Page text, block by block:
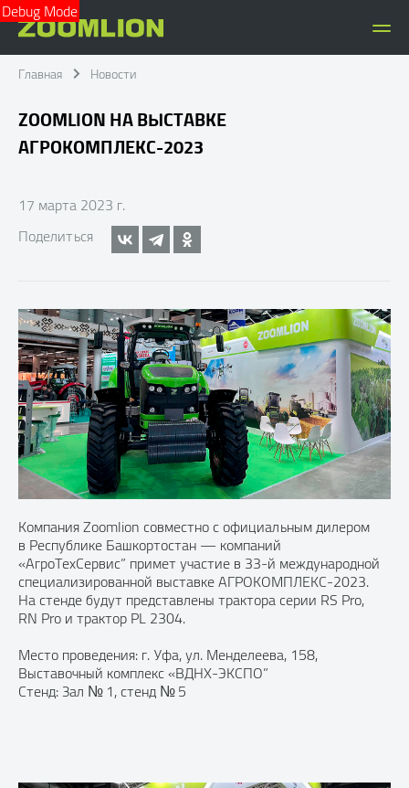
Debug Mode
Главная Новости
ZOOMLION НА ВЫСТАВКЕ
АГРОКОМПЛЕКС-2023
17 марта 2023 г.
Поделиться
Компания Zoomlion совместно с официальным дилером
в Республике Башкортостан — компаний
«АгроТехСервис” примет участие в 33-й международной
специализированной выставке АГРОКОМПЛЕКС-2023.
На стенде будут представлены трактора серии RS Pro,
RN Pro и трактор PL 2304.
Место проведения: г. Уфа, ул. Менделеева, 158,
Выставочный комплекс «ВДНХ-ЭКСПО”
Стенд: Зал № 1, стенд № 5